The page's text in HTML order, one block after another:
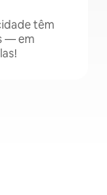
têm
— em